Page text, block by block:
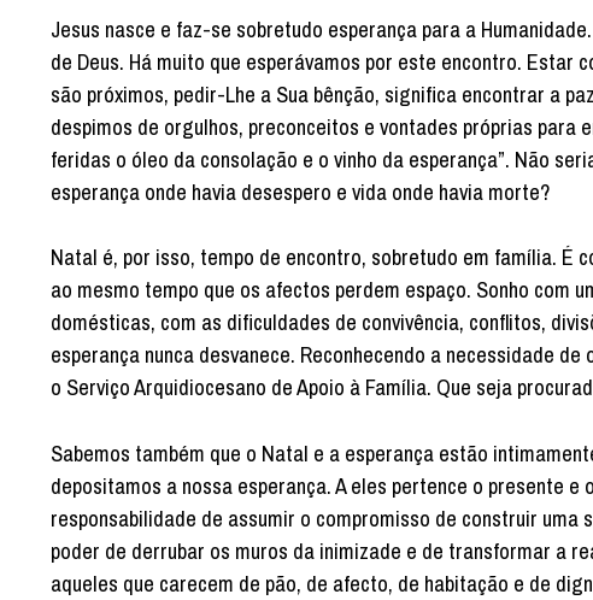
Jesus nasce e faz-se sobretudo esperança para a
de Deus. Há muito que esperávamos por este encontro. Estar
são próximos, pedir-Lhe a Sua bênção, significa encontrar a
despimos de orgulhos, preconceitos e vontades próprias para
feridas o óleo da consolação e o vinho da esperança”. Não
esperança onde havia desespero e vida onde havia morte?
Natal é, por isso, tempo de encontro, sobretudo em família. É
ao mesmo tempo que os afectos perdem espaço. Sonho com
domésticas, com as dificuldades de convivência, conflitos,
esperança nunca desvanece. Reconhecendo a necessidade
o Serviço Arquidiocesano de Apoio à Família. Que seja
Sabemos também que o Natal e a esperança estão
depositamos a nossa esperança. A eles pertence o presente
responsabilidade de assumir o compromisso de construir
poder de derrubar os muros da inimizade e de transformar a
aqueles que carecem de pão, de afecto, de habitação e de